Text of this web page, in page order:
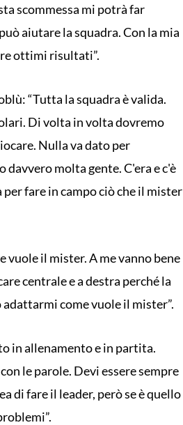
scommessa mi potrà far
aiutare la squadra. Con la mia
ottimi risultati”.
“Tutta la squadra è valida.
Di volta in volta dovremo
Nulla va dato per
molta gente. C'era e c'è
fare in campo ciò che il mister
vuole il mister. A me vanno bene
centrale e a destra perché la
come vuole il mister”.
in allenamento e in partita.
le parole. Devi essere sempre
di fare il leader, però se è quello